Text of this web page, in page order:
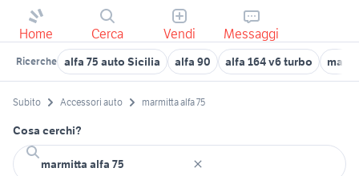
Home Cerca Vendi Messaggi
Ricerche alfa 75 auto Sicilia alfa 90 alfa 164 v6 turbo
Subito Accessori auto marmitta alfa 75
Cosa cerchi?